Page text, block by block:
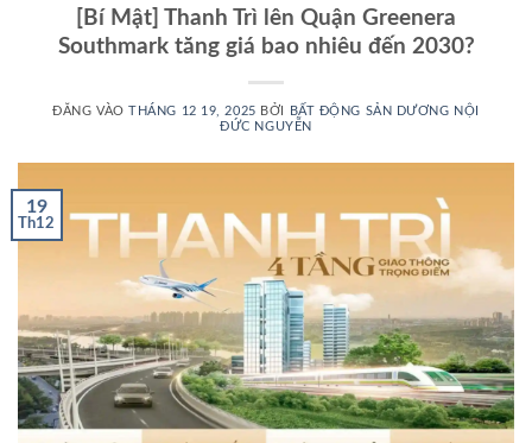
[Bí Mật] Thanh Trì lên Quận Greenera
Southmark tăng giá bao nhiêu đến 2030?
ĐĂNG VÀOTHÁNG 12 19, 2025 BỞI
BẤT ĐỘNG SẢN DƯƠNG NỘI
ĐỨC NGUYỄN
19
Th12